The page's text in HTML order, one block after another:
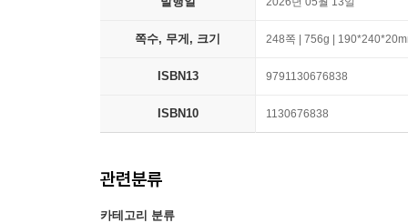
쪽수, 무게, 크기 248쪽 | 756g |
ISBN13 9791130676838
ISBN10 1130676838
관련분류
카테고리 분류